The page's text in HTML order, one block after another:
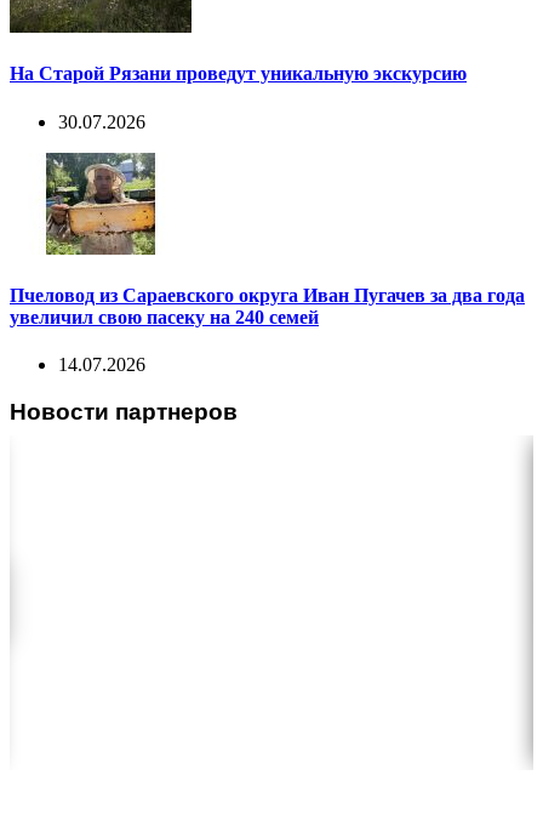
На Старой Рязани проведут уникальную экскурсию
30.07.2026
Пчеловод из Сараевского округа Иван Пугачев за два года
увеличил свою пасеку на 240 семей
14.07.2026
Новости партнеров